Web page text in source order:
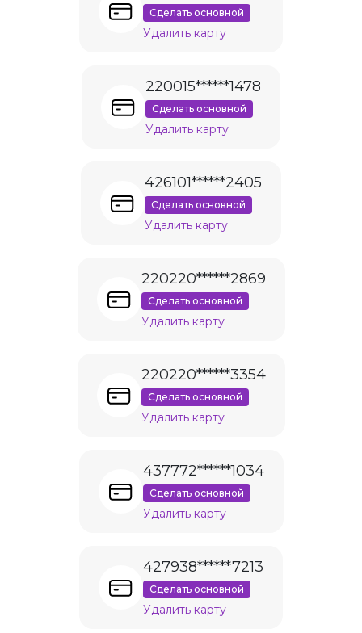
Сделать основной
Удалить карту
220015******1478
Сделать основной
Удалить карту
426101******2405
Сделать основной
Удалить карту
220220******2869
Сделать основной
Удалить карту
220220******3354
Сделать основной
Удалить карту
437772******1034
Сделать основной
Удалить карту
427938******7213
Сделать основной
Удалить карту